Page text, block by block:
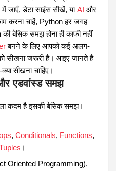
जाएँ, डेटा साइंस सीखें, याAI और
करना चाहें, Python हर जगह
बेसिक समझ होना ही काफी नहीं
बनने के लिए आपको कई अलग-
सीखना जरूरी है। आइए जानते हैं
सीखना चाहिए।
एडवांस्ड समझ
कदम है इसकी बेसिक समझ।
, Conditionals, Functions,
।
Oriented Programming),